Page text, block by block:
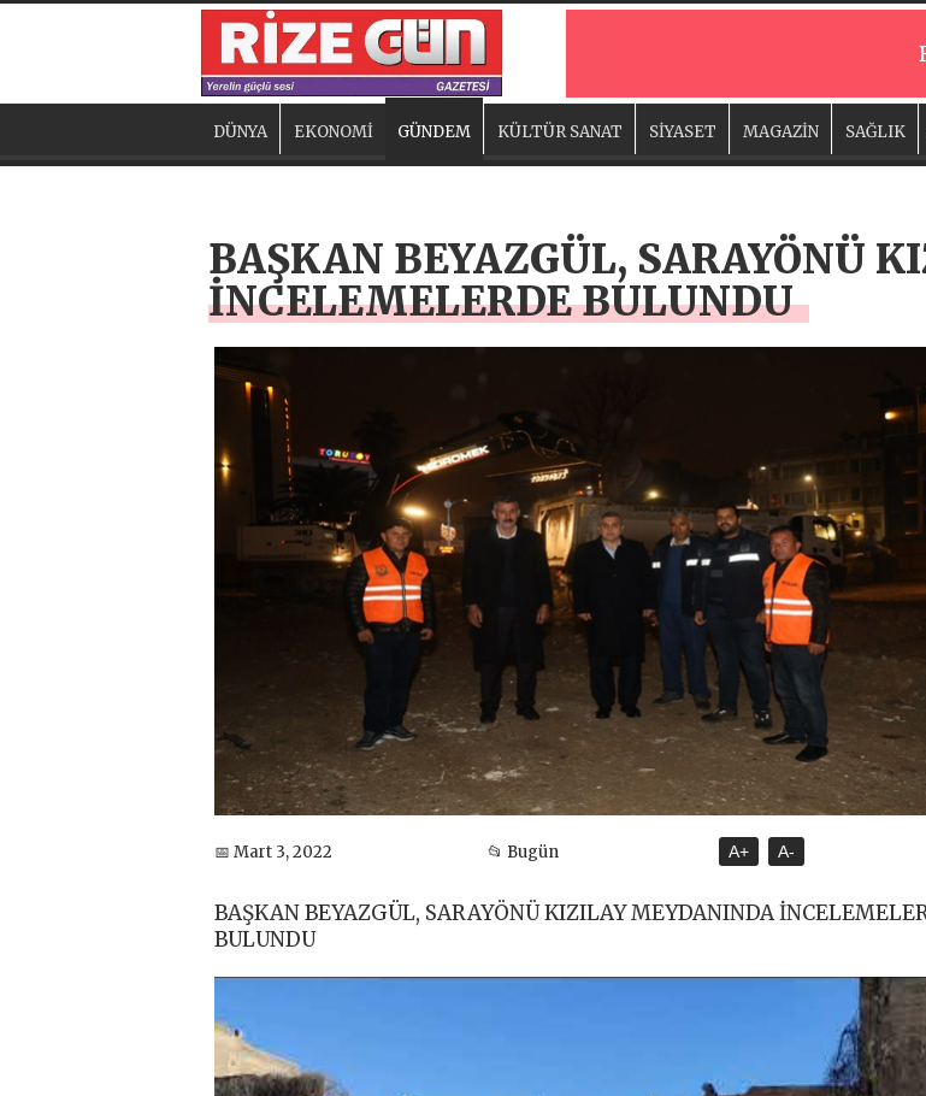
DÜNYA EKONOMİ GÜNDEM KÜLTÜR SANAT SİYASET MAGAZİN SAĞLIK
BAŞKAN BEYAZGÜL, SARAYÖNÜ
İNCELEMELERDE BULUNDU
📅 Mart 3, 2022 📂 Bugün A+ A-
BAŞKAN BEYAZGÜL, SARAYÖNÜ KIZILAY MEYDANINDA
BULUNDU